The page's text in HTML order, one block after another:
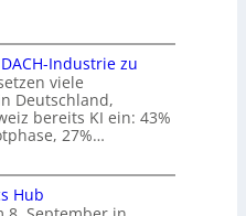
Industrie zu
viele
Deutschland,
bereits KI ein: 43%
27%…
Hub